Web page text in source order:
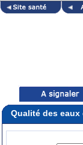
Qualité des eaux